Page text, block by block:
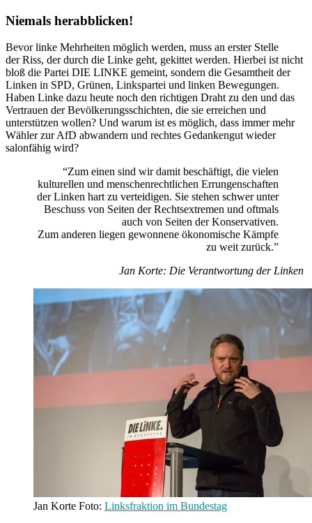
Niemals herabblicken!
Bevor linke Mehrheiten möglich werden, muss an erster Stelle
der Riss, der durch die Linke geht, gekittet werden. Hierbei ist nicht
bloß die Partei DIE LINKE gemeint, sondern die Gesamtheit der
Linken in SPD, Grünen, Linkspartei und linken Bewegungen.
Haben Linke dazu heute noch den richtigen Draht zu den und das
Vertrauen der Bevölkerungsschichten, die sie erreichen und
unterstützen wollen? Und warum ist es möglich, dass immer mehr
Wähler zur AfD abwandern und rechtes Gedankengut wieder
salonfähig wird?
“Zum einen sind wir damit beschäftigt, die vielen
kulturellen und menschenrechtlichen Errungenschaften
der Linken hart zu verteidigen. Sie stehen schwer unter
Beschuss von Seiten der Rechtsextremen und oftmals
auch von Seiten der Konservativen.
Zum anderen liegen gewonnene ökonomische Kämpfe
zu weit zurück.”
Jan Korte: Die Verantwortung der Linken
Jan Korte Foto: Linksfraktion im Bundestag